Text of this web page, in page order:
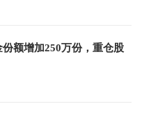
额增加250万份，重仓股